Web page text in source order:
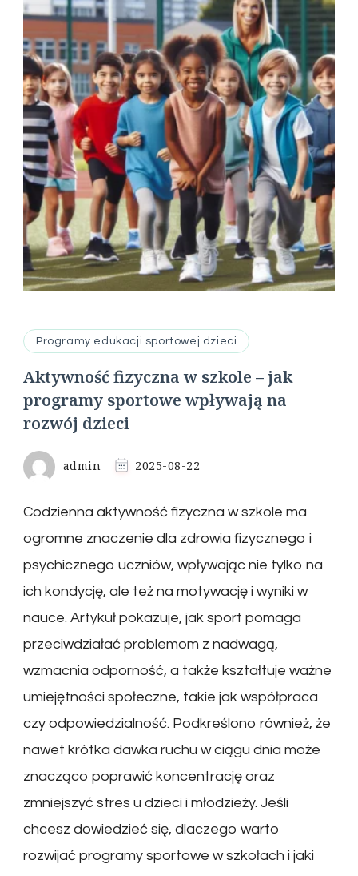
Programy edukacji sportowej dzieci
Aktywność fizyczna w szkole – jak
programy sportowe wpływają na
rozwój dzieci
admin 2025-08-22
Codzienna aktywność fizyczna w szkole ma
ogromne znaczenie dla zdrowia fizycznego i
psychicznego uczniów, wpływając nie tylko na
ich kondycję, ale też na motywację i wyniki w
nauce. Artykuł pokazuje, jak sport pomaga
przeciwdziałać problemom z nadwagą,
wzmacnia odporność, a także kształtuje ważne
umiejętności społeczne, takie jak współpraca
czy odpowiedzialność. Podkreślono również, że
nawet krótka dawka ruchu w ciągu dnia może
znacząco poprawić koncentrację oraz
zmniejszyć stres u dzieci i młodzieży. Jeśli
chcesz dowiedzieć się, dlaczego warto
rozwijać programy sportowe w szkołach i jaki